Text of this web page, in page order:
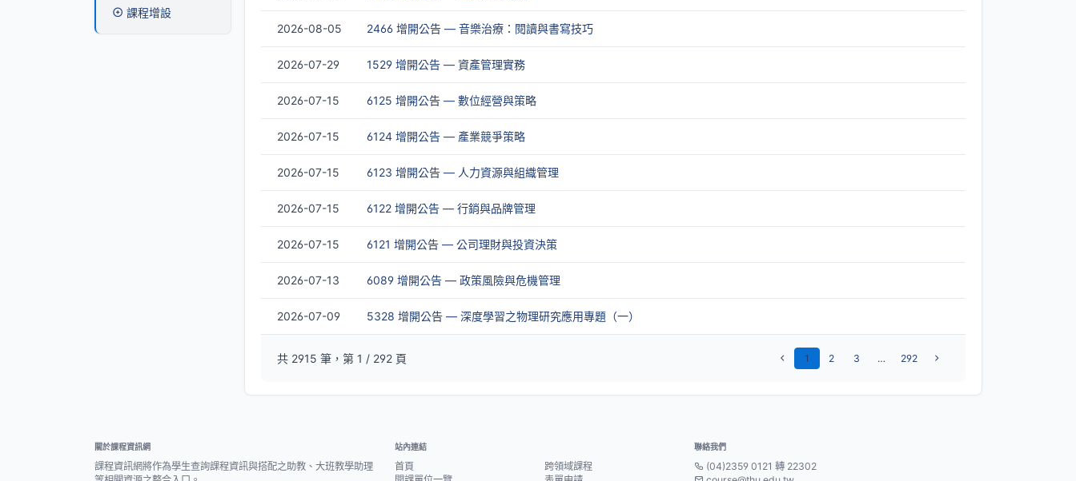
課程增設
2026-08-05 2466 增開公告 — 音樂治療：閱讀與書寫技巧
2026-07-29 1529 增開公告 — 資產管理實務
2026-07-15 6125 增開公告 — 數位經營與策略
2026-07-15 6124 增開公告 — 產業競爭策略
2026-07-15 6123 增開公告 — 人力資源與組織管理
2026-07-15 6122 增開公告 — 行銷與品牌管理
2026-07-15 6121 增開公告 — 公司理財與投資決策
2026-07-13 6089 增開公告 — 政策風險與危機管理
2026-07-09 5328 增開公告 — 深度學習之物理研究應用專題（一）
共 2915 筆，第 1 / 292 頁 1 2 3 … 292
關於課程資訊網
課程資訊網將作為學生查詢課程資訊與搭配之助教、大班教學助理
站內連結
首頁
跨領域課程
聯絡我們
(04)2359 0121 轉 22302